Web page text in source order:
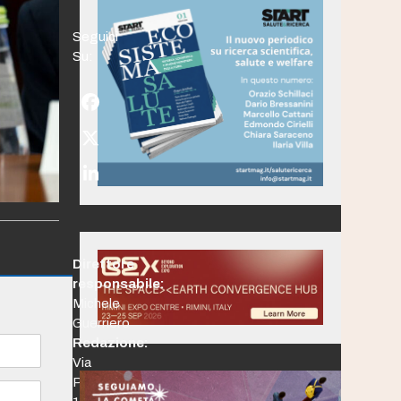
Seguici
Su:
Facebook
Twitter
(deprecated)
LinkedIn
Direttore
responsabile:
Michele
Guerriero
Redazione:
Via
Po,